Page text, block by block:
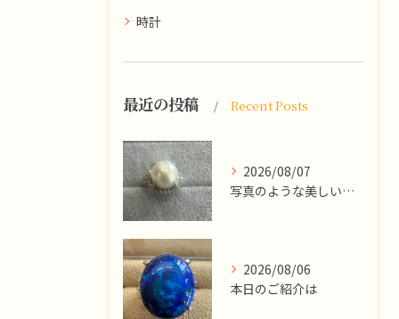
時計
最近の投稿 Recent Posts
2026/08/07
写真のような美しい大粒のパールリングですが、
2026/08/06
本日のご紹介は